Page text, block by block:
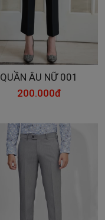
QUẦN ÂU NỮ 001
200.000đ